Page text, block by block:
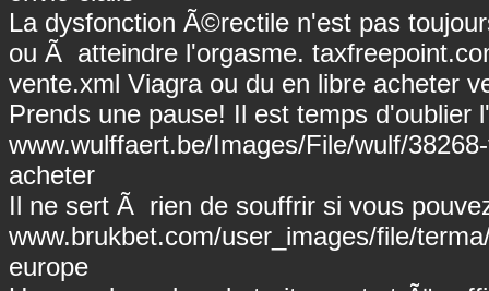
La dysfonction Ã©rectile n'est pas
ou Ã atteindre l'orgasme.
vente.xml Viagra ou du en libre acheter
Prends une pause! Il est temps d'oublier
www.wulffaert.be/Images/File/wulf/
acheter
Il ne sert Ã rien de souffrir si vous
www.brukbet.com/user_images/file/
europe